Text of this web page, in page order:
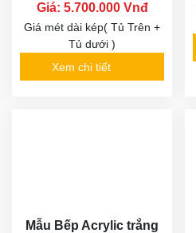
Giá: 5.700.000 Vnđ
Giá mét dài kép( Tủ Trên +
Tủ dưới )
Xem chi tiết
Mẫu Bếp Acrylic trắng